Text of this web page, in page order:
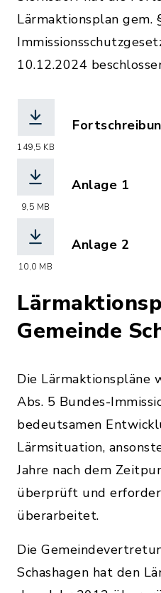
Lärmaktionsplan gem.
10.12.2024
149,5 KB
9,5 MB
Anlage 1
10,0 MB
Anlage 2
Gemeinde
Die Lärmaktionspläne
Abs. 5 Bundes-
bedeutsamen
Lärmsituation,
Jahre nach dem
überprüft und
überarbeitet.
Die
Schashagen hat den